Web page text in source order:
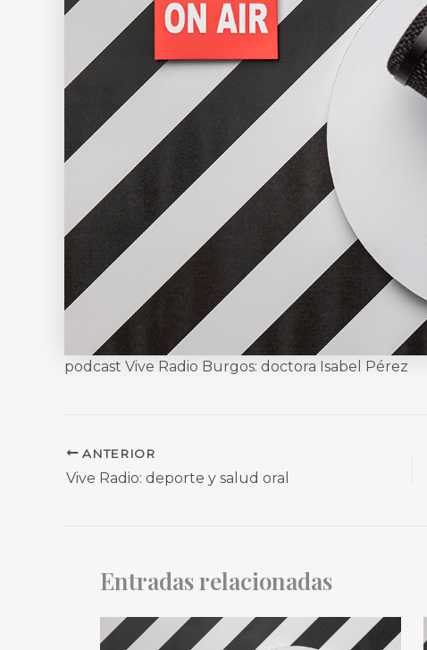
podcast Vive Radio Burgos: doctora Isabel Pérez
ANTERIOR
Vive Radio: deporte y salud oral
Entradas relacionadas